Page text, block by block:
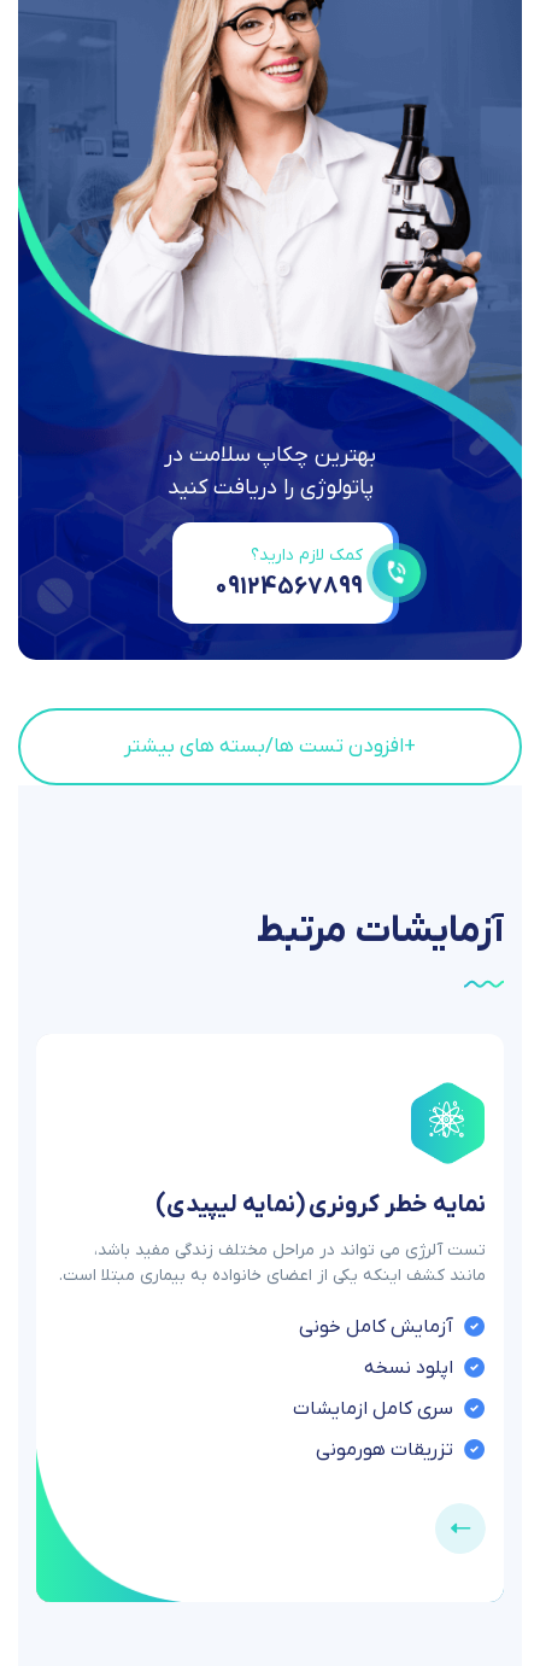
بهترین چکاپ سلامت در
پاتولوژی را دریافت کنید
کمک لازم دارید؟
09124567899
+افزودن تست ها/بسته های بیشتر
آزمایشاتمرتبط
نمایه خطر کرونری (نمایه لیپیدی)
تست آلرژی می تواند در مراحل مختلف زندگی مفید باشد،
مانند کشف اینکه یکی از اعضای خانواده به بیماری مبتلا است.
آزمایش کامل خونی
اپلود نسخه
سری کامل ازمایشات
تزریقات هورمونی